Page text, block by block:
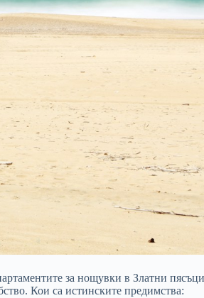
за нощувки в Златни
Кои са истинските предимства: